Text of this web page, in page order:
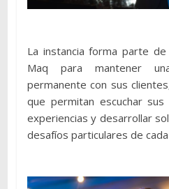
La instancia forma parte
Maq para mantener
permanente con sus
que permitan escuchar
experiencias y desarrollar
desafíos particulares de